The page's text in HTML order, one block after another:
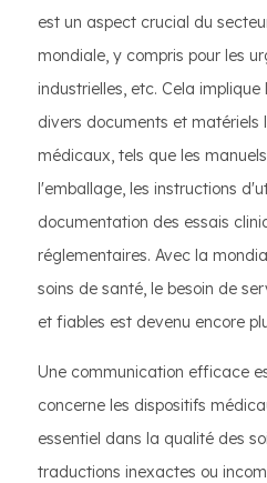
est un aspect crucial du
mondiale, y compris pour les
industrielles, etc. Cela
divers documents et matériels
médicaux, tels que les
l'emballage, les instructions
documentation des essais
réglementaires. Avec la
soins de santé, le besoin de
et fiables est devenu encore
Une communication efficace
concerne les dispositifs
essentiel dans la qualité des
traductions inexactes ou